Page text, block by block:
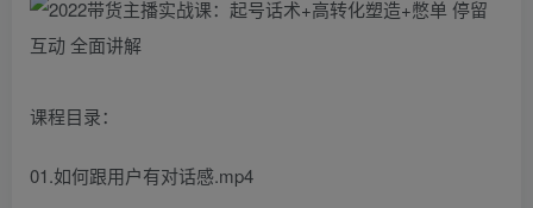
课程目录：
01.如何跟用户有对话感.mp4